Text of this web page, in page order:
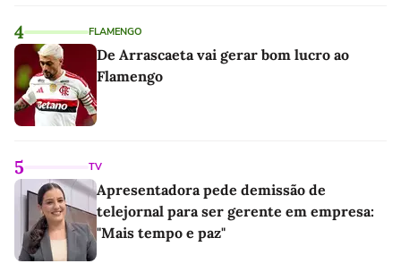
4 FLAMENGO
De Arrascaeta vai gerar bom lucro ao
Flamengo
5 TV
Apresentadora pede demissão de
telejornal para ser gerente em empresa:
"Mais tempo e paz"